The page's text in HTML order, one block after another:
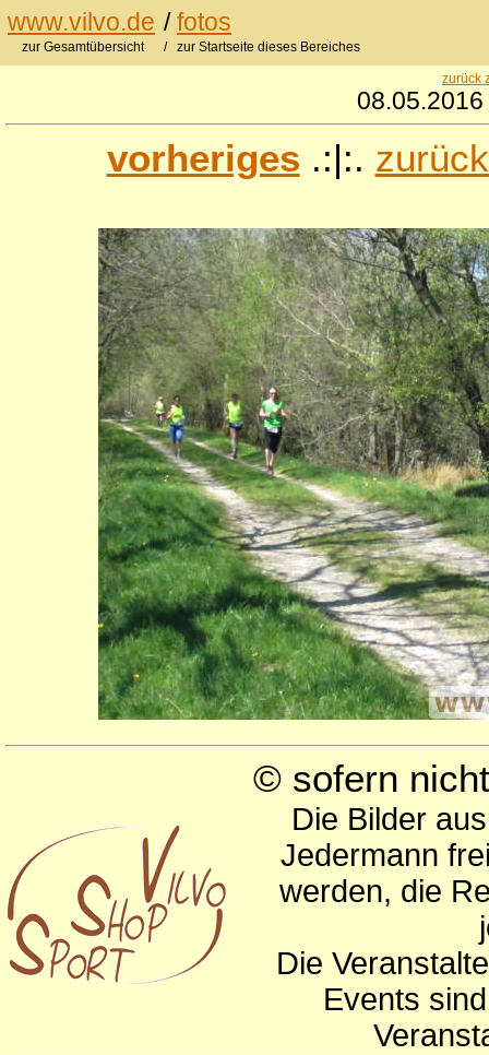
www.vilvo.de /fotos
zur Gesamtübersicht / zur Startseite dieses Bereiches
zurück
vorheriges .:|:.
© sofern
Die Bilder
Jedermann
werden, die
Die
Events